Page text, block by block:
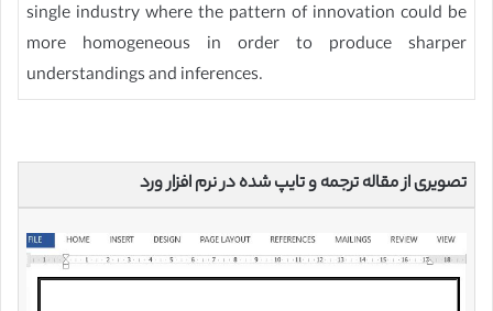
single industry where the pattern of innovation could be
more homogeneous in order to produce sharper
understandings and inferences.
تصویری از مقاله ترجمه و تایپ شده در نرم افزار ورد